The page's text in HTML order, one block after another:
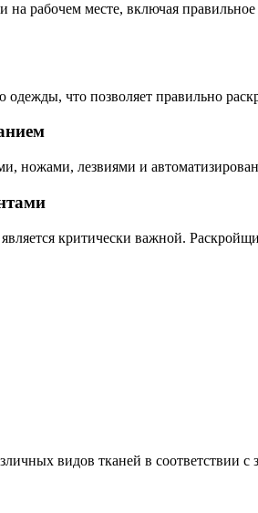
рабочем месте, включая
что позволяет правильно
ножами, лезвиями и
критически важной.
видов тканей в